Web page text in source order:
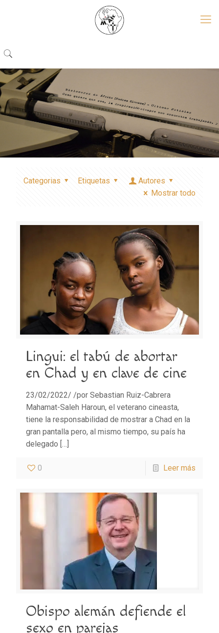
Categorias Etiquetas
Autores
Mostrar todo
Lingui: el tabú de abortar
en Chad y en clave de cine
23/02/2022/ /por Sebastian Ruiz-Cabrera
Mahamat-Saleh Haroun, el veterano cineasta,
tiene la responsabilidad de mostrar a Chad en la
gran pantalla pero, al mismo tiempo, su país ha
delegado […]
0 Leer más
Obispo alemán defiende el
sexo en parejas